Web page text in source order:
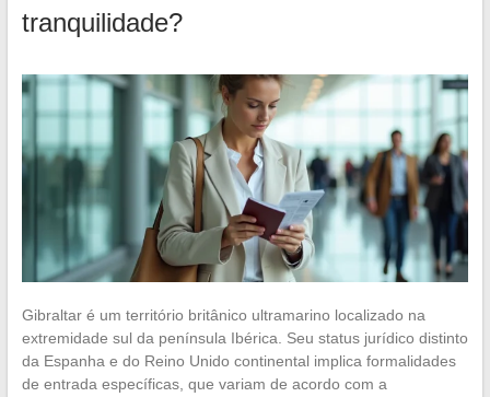
tranquilidade?
Gibraltar é um território britânico ultramarino localizado na
extremidade sul da península Ibérica. Seu status jurídico distinto
da Espanha e do Reino Unido continental implica formalidades
de entrada específicas, que variam de acordo com a